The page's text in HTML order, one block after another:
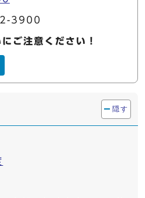
3900
ご注意ください！
隠す